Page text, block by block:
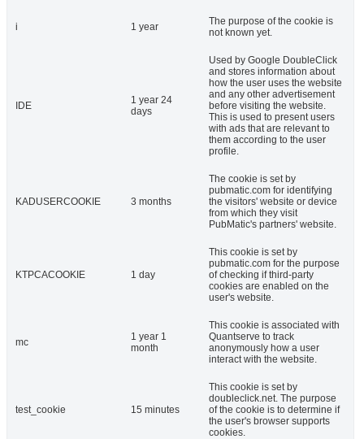
i 1 year
The purpose of the cookie is
not known yet.
IDE
1 year 24
days
Used by Google DoubleClick
and stores information about
how the user uses the website
and any other advertisement
before visiting the website.
This is used to present users
with ads that are relevant to
them according to the user
profile.
KADUSERCOOKIE 3 months
The cookie is set by
pubmatic.com for identifying
the visitors' website or device
from which they visit
PubMatic's partners' website.
KTPCACOOKIE 1 day
This cookie is set by
pubmatic.com for the purpose
of checking if third-party
cookies are enabled on the
user's website.
mc
1 year 1
month
This cookie is associated with
Quantserve to track
anonymously how a user
interact with the website.
test_cookie 15 minutes
This cookie is set by
doubleclick.net. The purpose
of the cookie is to determine if
the user's browser supports
cookies.